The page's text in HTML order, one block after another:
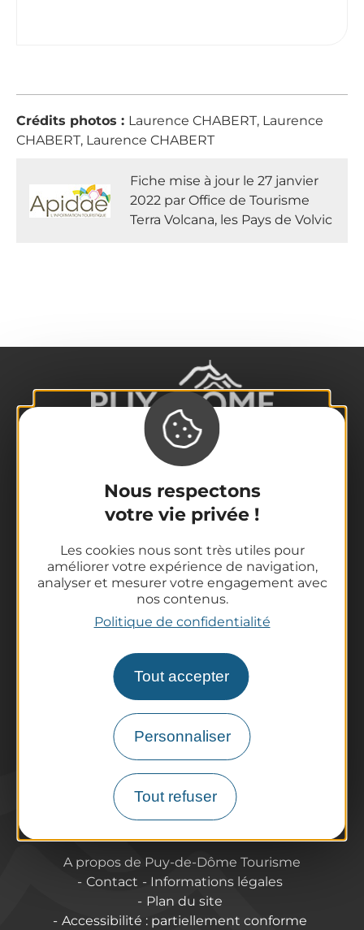
Nous respectons
votre vie privée !
Les cookies nous sont très utiles pour
améliorer votre expérience de navigation,
analyser et mesurer votre engagement avec
nos contenus.
Politique de confidentialité
Tout accepter
Personnaliser
Tout refuser
Crédits photos : Laurence CHABERT, Laurence
CHABERT, Laurence CHABERT
Fiche mise à jour le 27 janvier
2022 par Office de Tourisme
Terra Volcana, les Pays de Volvic
Nos incontournables
L'Auvergne des Volcans
Randonnées
Tout l'agenda
Préparer son voyage
Informations pratiques
Comment venir ?
Destination accessible
Pro / Partenaires
Qui sommes-nous ?
Espace Pro & Presse
Labels & Qualifications
Annoncer vos événements
A propos de Puy-de-Dôme Tourisme
Contact
Informations légales
Plan du site
Accessibilité : partiellement conforme